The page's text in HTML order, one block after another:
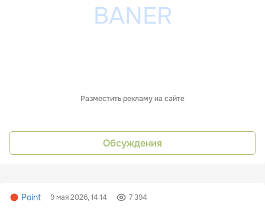
Разместить рекламу на сайте
Обсуждения
Point 9 мая 2026, 14:14 7 394